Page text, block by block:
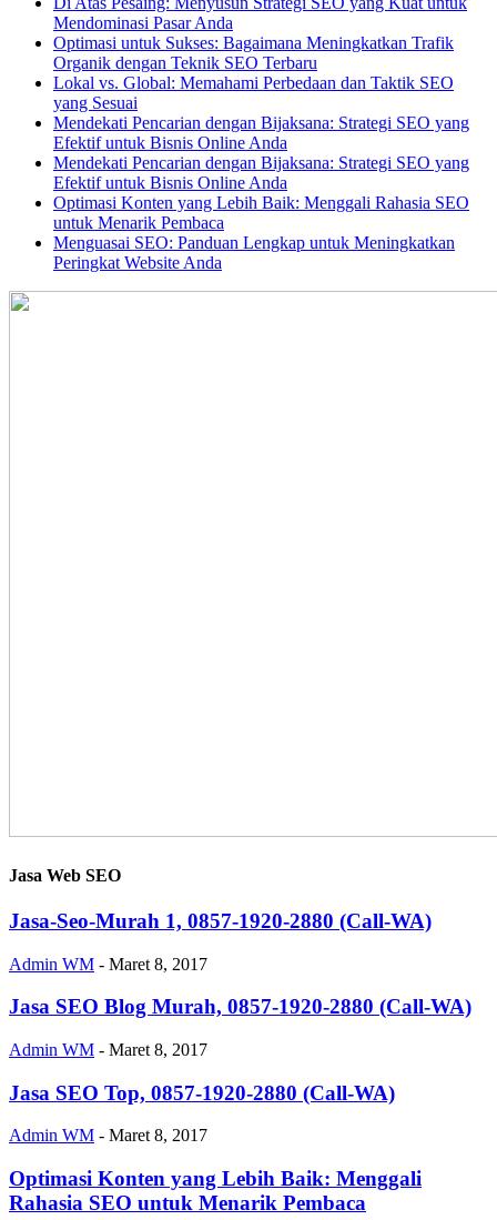
Mendominasi Pasar Anda
Optimasi untuk Sukses: Bagaimana Meningkatkan Trafik
Organik dengan Teknik SEO Terbaru
Lokal vs. Global: Memahami Perbedaan dan Taktik SEO
yang Sesuai
Mendekati Pencarian dengan Bijaksana: Strategi SEO yang
Efektif untuk Bisnis Online Anda
Mendekati Pencarian dengan Bijaksana: Strategi SEO yang
Efektif untuk Bisnis Online Anda
Optimasi Konten yang Lebih Baik: Menggali Rahasia SEO
untuk Menarik Pembaca
Menguasai SEO: Panduan Lengkap untuk Meningkatkan
Peringkat Website Anda
Jasa Web SEO
Jasa-Seo-Murah 1, 0857-1920-2880 (Call-WA)
Admin WM - Maret 8, 2017
Jasa SEO Blog Murah, 0857-1920-2880 (Call-WA)
Admin WM - Maret 8, 2017
Jasa SEO Top, 0857-1920-2880 (Call-WA)
Admin WM - Maret 8, 2017
Optimasi Konten yang Lebih Baik: Menggali
Rahasia SEO untuk Menarik Pembaca